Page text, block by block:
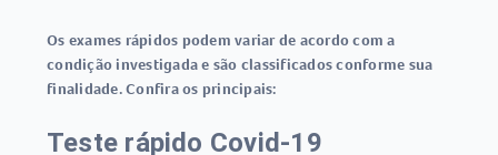
Os exames rápidos podem variar de acordo com a
condição investigada e são classificados conforme sua
finalidade. Confira os principais:
Teste rápido Covid-19